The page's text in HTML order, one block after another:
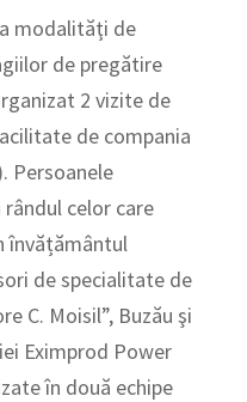
modalităţi de
de pregătire
2 vizite de
de compania
Persoanele
celor care
învățământul
de specialitate de
C. Moisil”, Buzău şi
Eximprod Power
în două echipe